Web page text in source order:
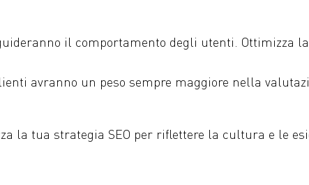
il comportamento degli utenti. Ottimizza
avranno un peso sempre maggiore nella
la tua strategia SEO per riflettere la cultura e le